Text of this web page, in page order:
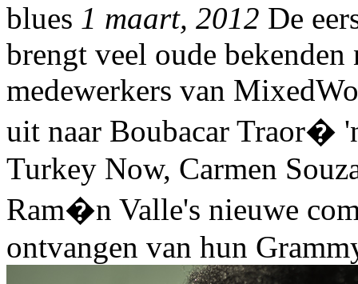
blues 1 maart, 2012 De
brengt veel oude
medewerkers van
uit naar Boubacar Traor�
Turkey Now, Carmen
Ram�n Valle's nieuwe
ontvangen van hun